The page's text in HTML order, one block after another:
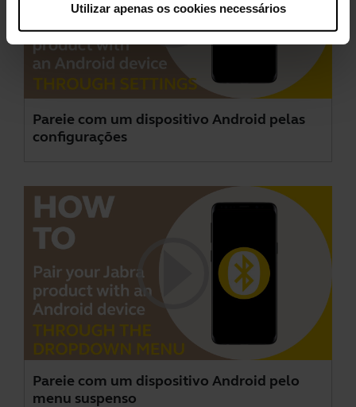
Utilizar apenas os cookies necessários
Pareie com um dispositivo Android pelas
configurações
Pareie com um dispositivo Android pelo
menu suspenso